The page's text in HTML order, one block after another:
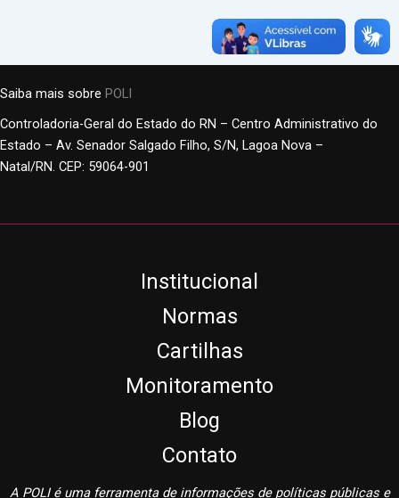
Saiba mais sobre POLI
Controladoria-Geral do Estado do RN – Centro Administrativo do
Estado – Av. Senador Salgado Filho, S/N, Lagoa Nova –
Natal/RN. CEP: 59064-901
Institucional
Normas
Cartilhas
Monitoramento
Blog
Contato
A POLI é uma ferramenta de informações de políticas públicas e